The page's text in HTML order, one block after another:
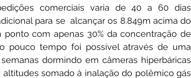
comerciais varia de 40 a 60 dias
para se  alcançar os 8.849m acima do
com apenas 30% da concentração de
pouco tempo foi possível através de uma
dormindo em câmeras hiperbáricas
somado à inalação do polêmico gás